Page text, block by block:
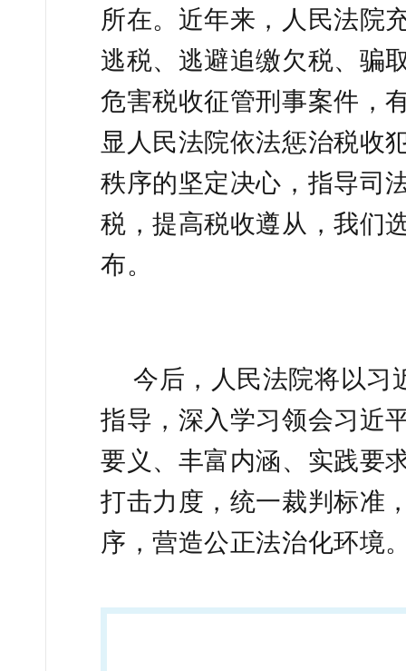
所在。近年来，人民法院
逃税、逃避追缴欠税、骗
危害税收征管刑事案件，
显人民法院依法惩治税收
秩序的坚定决心，指导司
税，提高税收遵从，我们
布。
今后，人民法院将以习
指导，深入学习领会习近
要义、丰富内涵、实践要
打击力度，统一裁判标准
序，营造公正法治化环境